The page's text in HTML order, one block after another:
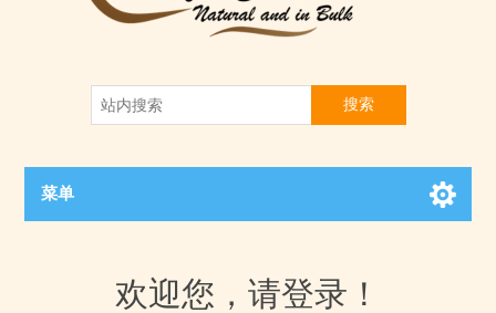
搜索
菜单
欢迎您，请登录！